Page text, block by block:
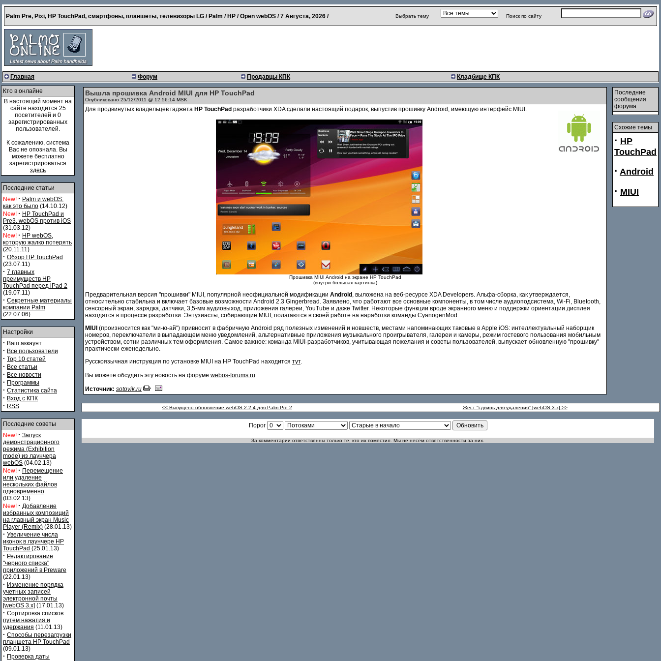
Palm Pre, Pixi, HP TouchPad, смартфоны, планшеты, телевизоры LG / Palm / HP / Open webOS /7 Августа, 2026 / Выбрать тему Поиск по сайту
Главная Форум Продавцы КПК Кладбище КПК
Кто в онлайне
В настоящий момент на
сайте находится 25
посетителей и 0
зарегистрированных
пользователей.
К сожалению, система
Вас не опознала. Вы
можете бесплатно
зарегистрироваться
здесь
Последние статьи
New! · Palm и webOS:
как это было (14.10.12)
New! · HP TouchPad и
Pre3. webOS против iOS
(31.03.12)
New! · HP webOS,
которую жалко потерять
(20.11.11)
· Обзор HP TouchPad
(23.07.11)
· 7 главных
преимуществ HP
TouchPad перед iPad 2
(19.07.11)
· Секретные материалы
компании Palm
(22.07.06)
Настройки
· Ваш аккаунт
· Все пользователи
· Top 10 статей
· Все статьи
· Все новости
· Программы
· Статистика сайта
· Вход с КПК
· RSS
Последние советы
New! · Запуск
демонстрационного
режима (Exhibition
mode) из лаунчера
webOS (04.02.13)
New! · Перемещение
или удаление
нескольких файлов
одновременно
(03.02.13)
New! · Добавление
избранных композиций
на главный экран Music
Player (Remix) (28.01.13)
· Увеличение числа
иконок в лаунчере HP
TouchPad (25.01.13)
· Редактирование
"черного списка"
приложений в Preware
(22.01.13)
· Изменение порядка
учетных записей
электронной почты
[webOS 3.x] (17.01.13)
· Сортировка списков
путем нажатия и
удержания (11.01.13)
· Способы перезагрузки
планшета HP TouchPad
(09.01.13)
· Проверка даты
Вышла прошивка Android MIUI для HP TouchPad
Опубликовано 25/12/2011 @ 12:56:14 MSK
Для продвинутых владельцев гаджета HP TouchPad разработчики XDA сделали настоящий подарок, выпустив прошивку Android, имеющую интерфейс MIUI.
Прошивка MIUI Android на экране HP TouchPad
(внутри большая картинка)
Предварительная версия "прошивки" MIUI, популярной неофициальной модификации Android , выложена на веб-ресурсе XDA Developers. Альфа-сборка, как утверждается,
относительно стабильна и включает базовые возможности Android 2.3 Gingerbread. Заявлено, что работают все основные компоненты, в том числе аудиоподсистема, Wi-Fi, Bluetooth,
сенсорный экран, зарядка, датчики, 3,5-мм аудиовыход, приложения галереи, YouTube и даже Twitter. Некоторые функции вроде экранного меню и поддержки ориентации дисплея
находятся в процессе разработки. Энтузиасты, собирающие MIUI, полагаются в своей работе на наработки команды CyanogenMod.
MIUI (произносится как "ми-ю-ай") привносит в фабричную Android ряд полезных изменений и новшеств, местами напоминающих таковые в Apple iOS: интеллектуальный наборщик
номеров, переключатели в выпадающем меню уведомлений, альтернативные приложения музыкального проигрывателя, галереи и камеры, режим гостевого пользования мобильным
устройством, сотни различных тем оформления. Самое важное: команда MIUI-разработчиков, учитывающая пожелания и советы пользователей, выпускает обновленную "прошивку"
практически еженедельно.
Русскоязычная инструкция по установке MIUI на HP TouchPad находится тут.
Вы можете обсудить эту новость на форуме webos-forums.ru
Источник: sotovik.ru
Последние
сообщения
форума
Схожие темы
· HP
TouchPad
· Android
· MIUI
<< Выпущено обновление webOS 2.2.4 для Palm Pre 2 Жест ''сдвинь-для-удаления'' [webOS 3.x] >>
Порог
За комментарии ответственны только те, кто их поместил. Мы не несём ответственности за них.